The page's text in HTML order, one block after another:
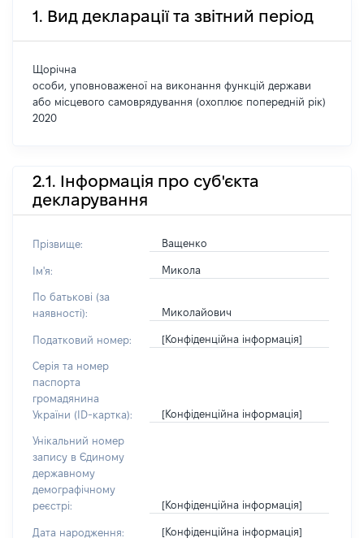
1. Вид декларації та звітний період
Щорічна
особи, уповноваженої на виконання функцій держави
або місцевого самоврядування (охоплює попередній рік)
2020
2.1. Інформація про суб'єкта
декларування
Прізвище: Ващенко
Ім'я: Микола
По батькові (за
наявності):
Миколайович
Податковий номер: [Конфіденційна інформація]
Серія та номер
паспорта
громадянина
України (ID-картка):
[Конфіденційна інформація]
Унікальний номер
запису в Єдиному
державному
демографічному
реєстрі:
[Конфіденційна інформація]
Дата народження: [Конфіденційна інформація]